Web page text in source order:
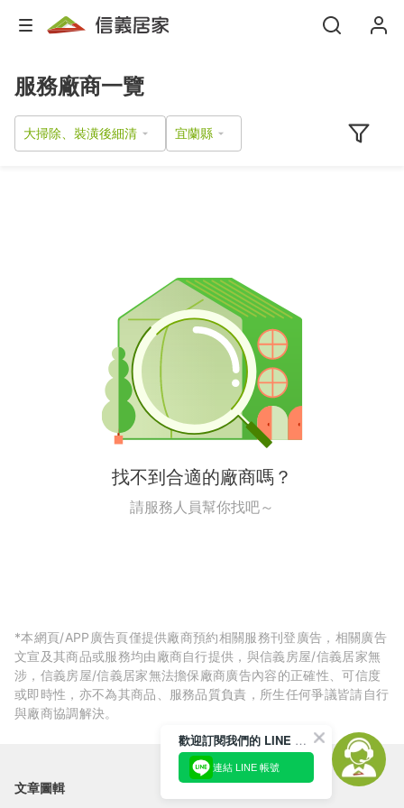
服務廠商一覽
大掃除、裝潢後細清
找不到合適的廠商嗎？
請服務人員幫你找吧～
*本網頁/APP廣告頁僅提供廠商預約相關服務刊登廣告，相關廣告
文宣及其商品或服務均由廠商自行提供，與信義房屋/信義居家無
涉，信義房屋/信義居家無法擔保廠商廣告內容的正確性、可信度
或即時性，亦不為其商品、服務品質負責，所生任何爭議皆請自行
與廠商協調解決。
文章圖輯
歡迎訂閱我們的 LINE 官方帳號
連結 LINE 帳號